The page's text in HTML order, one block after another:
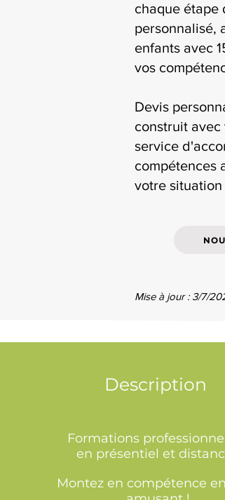
chaque étape
personnalisé,
enfants avec
vos
Devis
construit avec
service
compétences
votre situation
Mise à jour : 3/7/
Description
Formations
en présentiel et
Montez en compétence